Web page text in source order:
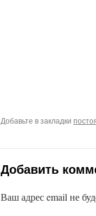
Добавьте в закладки
Добавить
Ваш адрес email не